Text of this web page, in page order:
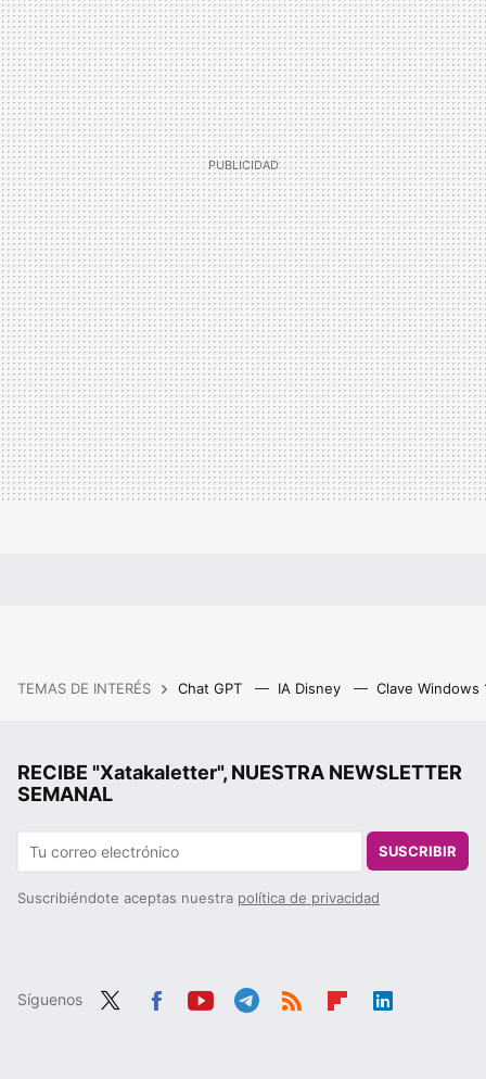
TEMAS DE INTERÉS Chat GPT IA Disney Clave Windows
RECIBE "Xatakaletter", NUESTRA NEWSLETTER
SEMANAL
SUSCRIBIR
Suscribiéndote aceptas nuestra política de privacidad
Síguenos